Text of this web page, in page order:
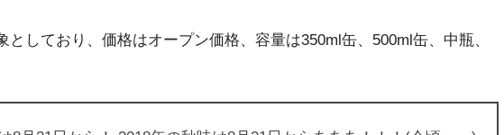
としており、価格はオープン価格、容量は350ml缶、500ml缶、中瓶、